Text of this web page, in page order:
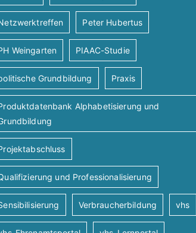
Peter Hubertus
Weingarten PIAAC-Studie
Grundbildung Praxis
Alphabetisierung und
und Professionalisierung
Verbraucherbildung vhs